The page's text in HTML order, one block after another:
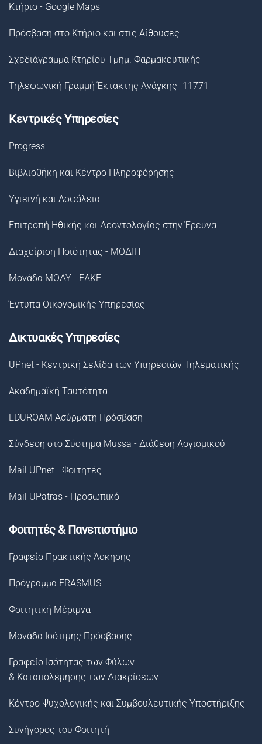
Κτήριο - Google Maps
Πρόσβαση στο Κτήριο και στις Αίθουσες
Σχεδιάγραμμα Κτηρίου Τμημ. Φαρμακευτικής
Τηλεφωνική Γραμμή Έκτακτης Ανάγκης- 11771
Κεντρικές Υπηρεσίες
Progress
Βιβλιοθήκη και Κέντρο Πληροφόρησης
Υγιεινή και Ασφάλεια
Επιτροπή Ηθικής και Δεοντολογίας στην Έρευνα
Διαχείριση Ποιότητας - ΜΟΔΙΠ
Μονάδα ΜΟΔΥ - ΕΛΚΕ
Έντυπα Οικονομικής Υπηρεσίας
Δικτυακές Υπηρεσίες
UPnet - Κεντρική Σελίδα των Υπηρεσιών Τηλεματικής
Ακαδημαϊκή Ταυτότητα
EDUROAM Ασύρματη Πρόσβαση
Σύνδεση στο Σύστημα Μussa - Διάθεση Λογισμικού
Mail UPnet - Φοιτητές
Mail UPatras - Προσωπικό
Φοιτητές & Πανεπιστήμιο
Γραφείο Πρακτικής Άσκησης
Πρόγραμμα ERASMUS
Φοιτητική Μέριμνα
Μονάδα Ισότιμης Πρόσβασης
Γραφείο Ισότητας των Φύλων
& Καταπολέμησης των Διακρίσεων
Κέντρο Ψυχολογικής και Συμβουλευτικής Υποστήριξης
Συνήγορος του Φοιτητή